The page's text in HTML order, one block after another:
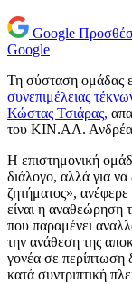
Google
Google
Τη σύσταση ομάδας
συνεπιμέλειας
Κώστας Τσιάρας,
του ΚΙΝ.ΑΛ.
Η επιστημονική
διάλογο, αλλά για
ζητήματος»,
είναι η αναθεώρηση
που παραμένει
την ανάθεση της
γονέα σε περίπτωση
κατά συντριπτική